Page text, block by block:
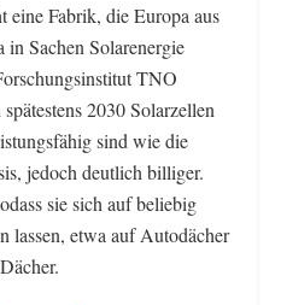
eine Fabrik, die Europa aus
Sachen Solarenergie
TNO
2030 Solarzellen
sind wie die
jedoch deutlich billiger.
sie sich auf beliebig
lassen, etwa auf Autodächer